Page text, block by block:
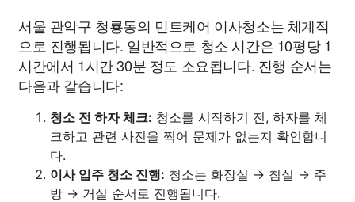
서울 관악구 청룡동의 민트케어 이사청소는 체계적
으로 진행됩니다. 일반적으로 청소 시간은 10평당 1
시간에서 1시간 30분 정도 소요됩니다. 진행 순서는
다음과 같습니다:
청소 전 하자 체크: 청소를 시작하기 전, 하자를 체
크하고 관련 사진을 찍어 문제가 없는지 확인합니
다.
이사 입주 청소 진행: 청소는 화장실 → 침실 → 주
방 → 거실 순서로 진행됩니다.